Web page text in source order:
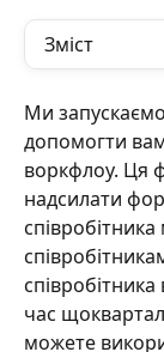
Зміст
Ми
допомогти
воркфлоу. Ця
надсилати
час
можете